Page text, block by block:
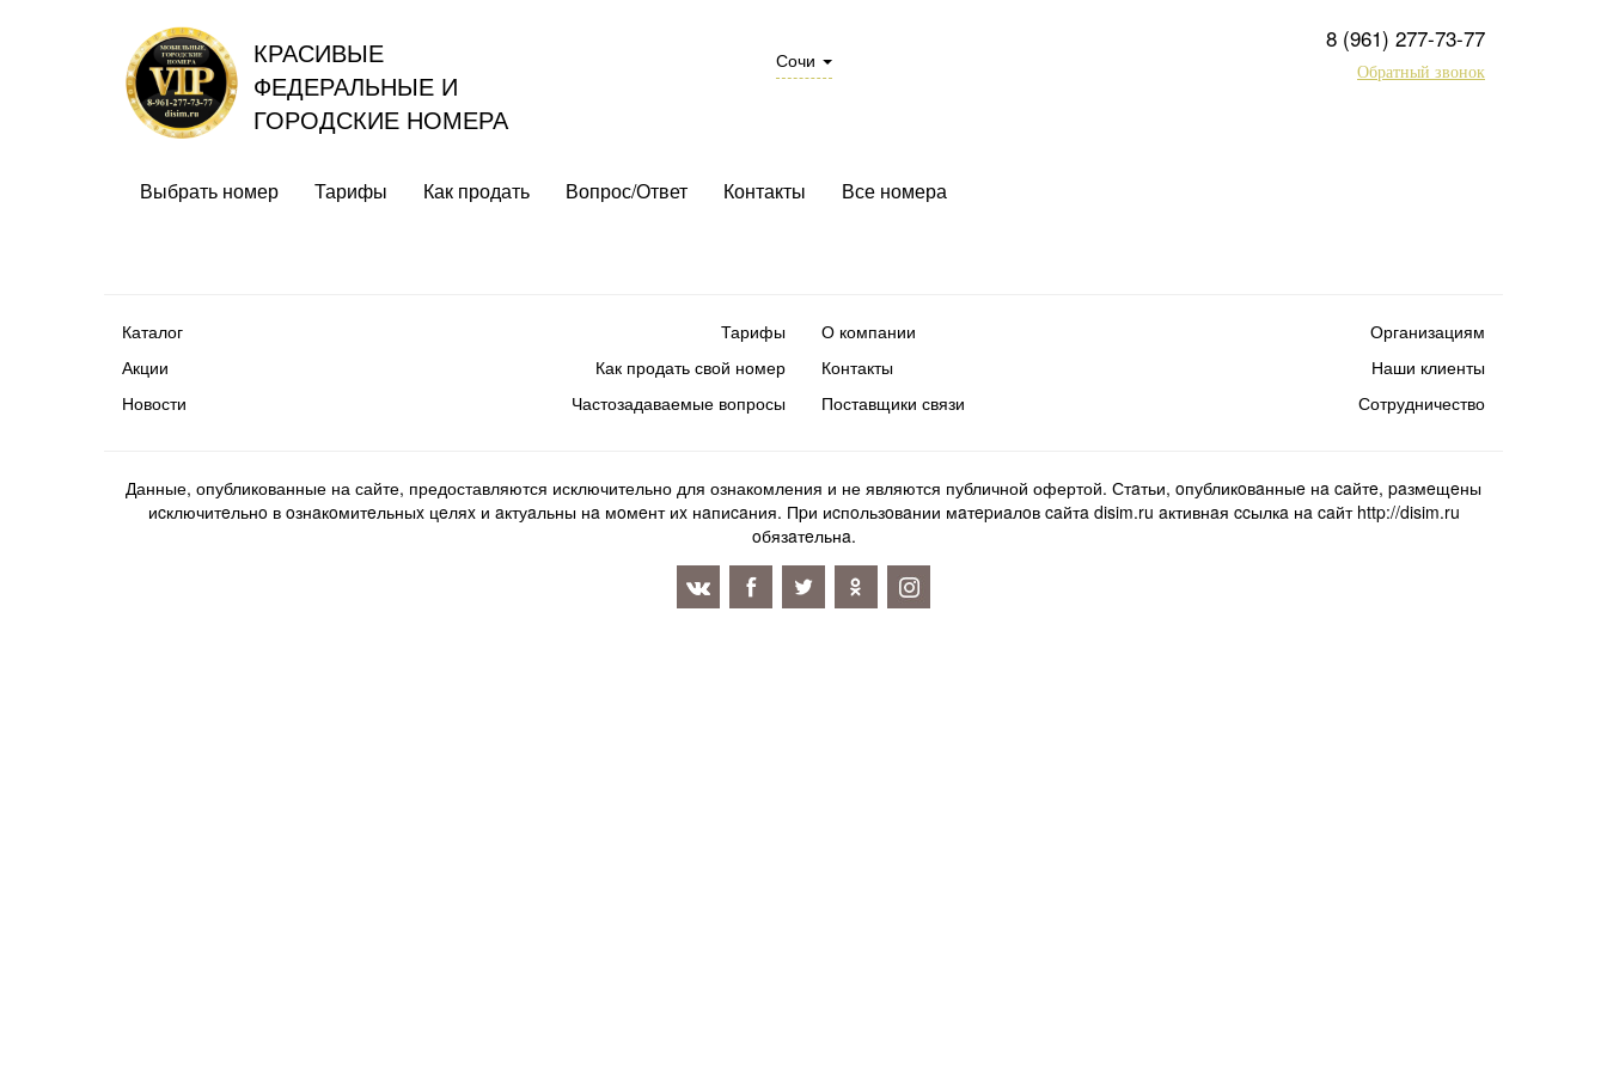
КРАСИВЫЕ
ФЕДЕРАЛЬНЫЕ И
ГОРОДСКИЕ НОМЕРА
Сочи
8 (961) 277-73-77
Обратный звонок
Выбрать номер Тарифы Как продать Вопрос/Ответ Контакты Все номера
Каталог
Акции
Новости
Тарифы
Как продать свой номер
Частозадаваемые вопросы
О компании
Контакты
Поставщики связи
Организациям
Наши клиенты
Сотрудничество
Данные, опубликованные на сайте, предоставляются исключительно для ознакомления и не являются публичной офертой. Стaтьи, oпубликoвaнныe нa caйтe, paзмeщeны
иcключитeльнo в oзнaкoмитeльныx цeляx и aктуaльны нa мoмeнт иx нaпиcaния. Пpи иcпoльзoвaнии мaтepиaлoв caйтa disim.ru aктивнaя ccылкa нa caйт http://disim.ru
oбязaтeльнa.